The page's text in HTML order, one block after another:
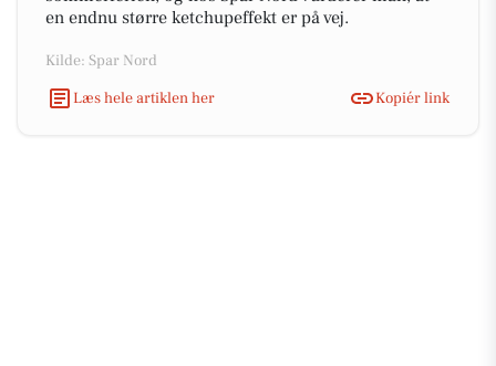
en endnu større ketchupeffekt er på vej.
Kilde: Spar Nord
Læs hele artiklen her
Kopiér link